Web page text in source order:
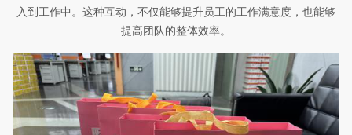
入到工作中。这种互动，不仅能够提升员工的工作满意度，也能够
提高团队的整体效率。